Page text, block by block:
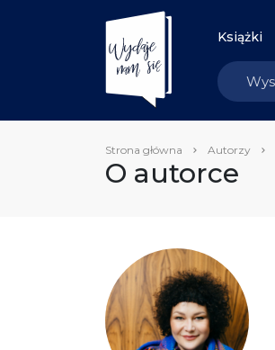
Książki
Strona główna Autorzy
O autorce